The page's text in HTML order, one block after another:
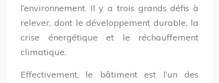
l’environnement. Il y a trois grands défis à
relever, dont le développement durable, la
crise énergétique et le réchauffement
climatique.
Effectivement, le bâtiment est l’un des